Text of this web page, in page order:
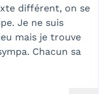
différent, on se
Je ne suis
mais je trouve
Chacun sa